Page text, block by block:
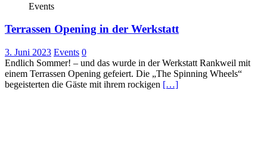
Events
Terrassen Opening in der Werkstatt
3. Juni 2023 Events 0
Endlich Sommer! – und das wurde in der Werkstatt Rankweil mit
einem Terrassen Opening gefeiert. Die „The Spinning Wheels“
begeisterten die Gäste mit ihrem rockigen […]